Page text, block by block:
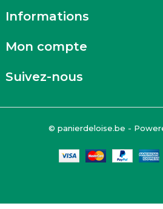
Informations
Mon compte
Suivez-nous
© panierdeloise.be -